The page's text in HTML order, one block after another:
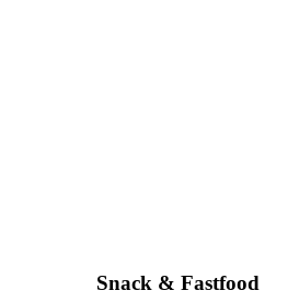
Snack & Fastfood